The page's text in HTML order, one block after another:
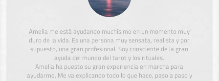
Amelia me está ayudando muchísimo en un momento muy
duro de la vida. Es una persona muy sensata, realista y por
supuesto, una gran profesional. Soy consciente de la gran
ayuda del mundo del tarot y los rituales.
Amelia ha puesto su gran experiencia en marcha para
ayudarme. Me va explicando todo lo que hace, paso a paso y